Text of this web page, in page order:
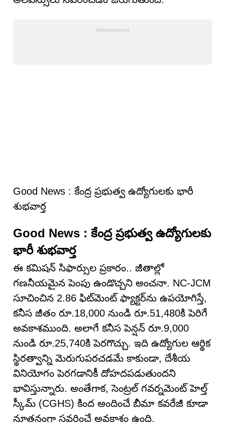
Good News : కేంద్ర ప్రభుత్వ ఉద్యోగులకు భారీ
శుభవార్త
Good News : కేంద్ర ప్రభుత్వ ఉద్యోగులకు
భారీ శుభవార్త
ఈ కమిషన్ సిఫార్సుల ప్రకారం.. జీతాల్లో
గణనీయమైన పెంపు ఉండొచ్చని అంచనా. NC-JCM
సూచించిన 2.86 ఫిట్‌మెంట్ ఫ్యాక్టర్‌ను ఉపయోగిస్తే,
కనీస జీతం రూ.18,000 నుండి రూ.51,480కి పెరిగే
అవకాశముంది. అలాగే కనీస పెన్షన్ రూ.9,000
నుండి రూ.25,740కి పెరగొచ్చు. ఇది ఉద్యోగుల ఆర్థిక
స్థిరత్వాన్ని మెరుగుపరచడమే కాకుండా, దేశీయ
వినియోగం పెరగడానికీ దోహదపడుతుందని
భావిస్తున్నారు. అంతేగాక, సెంట్రల్ గవర్నమెంట్ హెల్త్
స్కీమ్ (CGHS) కింద అందించే బీమా కవరేజీ కూడా
నూతనంగా సవరించే అవకాశం ఉంది.